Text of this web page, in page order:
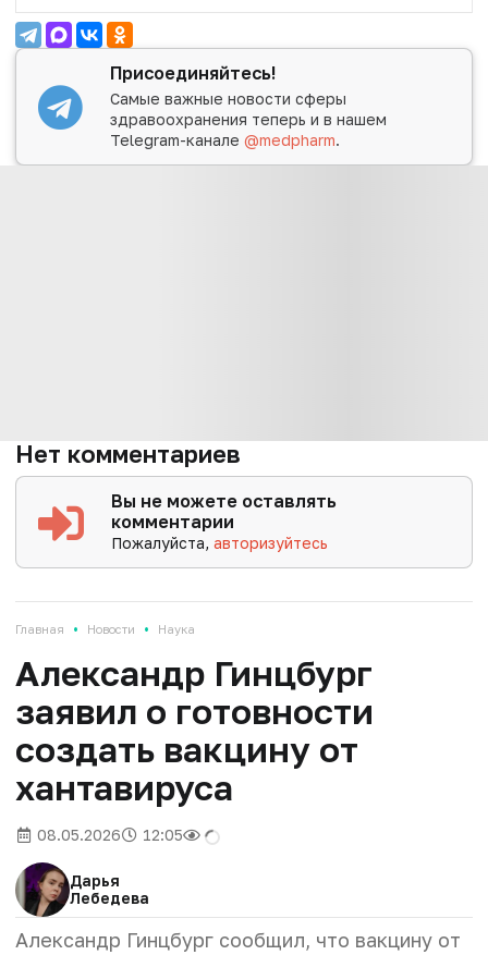
Присоединяйтесь!
Самые важные новости сферы
здравоохранения теперь и в нашем
Telegram-канале@medpharm.
Нет комментариев
Вы не можете оставлять
комментарии
Пожалуйста,авторизуйтесь
Главная • Новости • Наука
Александр Гинцбург
заявил о готовности
создать вакцину от
хантавируса
08.05.2026 12:05
Дарья
Лебедева
Александр Гинцбург сообщил, что вакцину от